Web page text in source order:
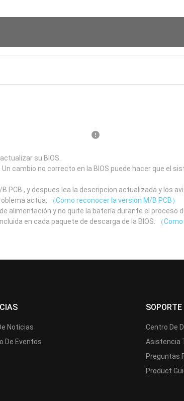
su BIOS.
cambio no correcto en la BIOS puede hacer que el
PCB , y despues lea la descripcion actualizada y los
actua.
（Como reconocer la version M/B PCB）
alimentación y no quite la batería durante el proceso
en cada paquete de descarga de la BIOS.
（
Noticias
De Eventos
SOPORTE
Centro De
Asistencia
Preguntas
Product